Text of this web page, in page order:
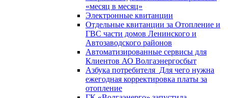
«месяц в месяц»
Электронные квитанции
Отдельные квитанции за Отопление и
ГВС части домов Ленинского и
Автозаводского районов
Автоматизированные сервисы для
Клиентов АО Волгаэнергосбыт
Азбука потребителя_Для чего нужна
ежегодная корректировка платы за
отопление